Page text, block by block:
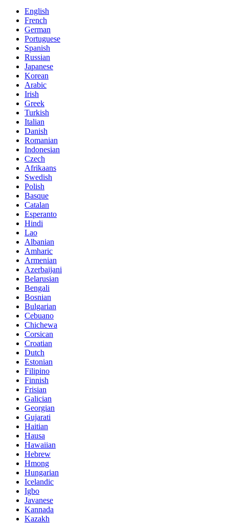
English
French
German
Portuguese
Spanish
Russian
Japanese
Korean
Arabic
Irish
Greek
Turkish
Italian
Danish
Romanian
Indonesian
Czech
Afrikaans
Swedish
Polish
Basque
Catalan
Esperanto
Hindi
Lao
Albanian
Amharic
Armenian
Azerbaijani
Belarusian
Bengali
Bosnian
Bulgarian
Cebuano
Chichewa
Corsican
Croatian
Dutch
Estonian
Filipino
Finnish
Frisian
Galician
Georgian
Gujarati
Haitian
Hausa
Hawaiian
Hebrew
Hmong
Hungarian
Icelandic
Igbo
Javanese
Kannada
Kazakh